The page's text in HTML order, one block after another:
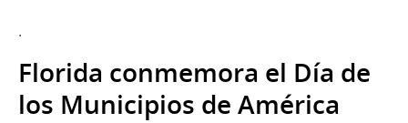
.
Florida conmemora el Día de
los Municipios de América